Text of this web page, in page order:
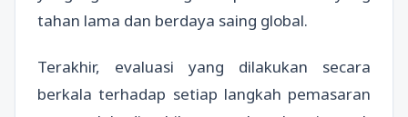
tahan lama dan berdaya saing global.
Terakhir, evaluasi yang dilakukan secara
berkala terhadap setiap langkah pemasaran